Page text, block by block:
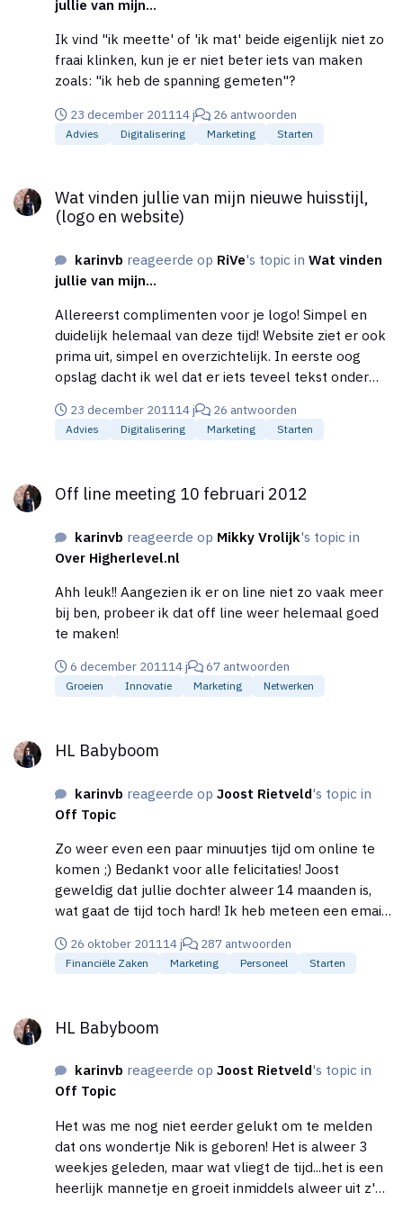
bovenstaande wat duidelijk is en heb een paar
vragen: -is dit een verstandige constructie gezien de
praktijk/huis mijn eigendom is. -kan er een
verdeelsleutel worden toegepast die het
abbonementskosten en energiekosten nog wel
worden meegenomen in de verdeling, maar de
een goede beslissing aangezien ik toch graag mijn
eigen route wil bepalen? Is dit iets wat mee kan
jullie van mijn...
Ik vind "ik meette' of 'ik mat' beide eigenlijk niet zo
fraai klinken, kun je er niet beter iets van maken
zoals: "ik heb de spanning gemeten"?
23 december 2011 14 j 26 antwoorden
Advies Digitalisering Marketing Starten
Wat vinden jullie van mijn nieuwe huisstijl,
(logo en website)
karinvb reageerde op RiVe's topic inWat vinden
jullie van mijn...
Allereerst complimenten voor je logo! Simpel en
duidelijk helemaal van deze tijd! Website ziet er ook
prima uit, simpel en overzichtelijk. In eerste oog
opslag dacht ik wel dat er iets teveel tekst onder
wijze van schrijven nodigd het juist uit om verder te
lezen en is de hoeveelheid test zeker niet storend.
(zoeken) naar de kopjes en als ik dan op bijv. 'rare
tevoorschijn kan toveren.? kleinigheidje: Onder
ditzelfde verhaal staat de zin (2e alinea): "Ik meette
of er spanning op stond, het klopt niet?" dat laatste
klopt idd volgens mij niet :-) (stond er geen spanning
op, te weinig, te veel??) Leuk om het iets anders aan
dat je er met Ruben iets moois en unieks van hebt
gemaakt.
23 december 201114 j 26 antwoorden
Advies Digitalisering Marketing Starten
Off line meeting 10 februari 2012
karinvb reageerde op Mikky Vrolijk's topic in
Over Higherlevel.nl
Ahh leuk!! Aangezien ik er on line niet zo vaak meer
bij ben, probeer ik dat off line weer helemaal goed
te maken!
6 december 201114 j 67 antwoorden
Groeien Innovatie Marketing Netwerken
HL Babyboom
karinvb reageerde opJoost Rietveld's topic in
Off Topic
Zo weer even een paar minuutjes tijd om online te
komen ;) Bedankt voor alle felicitaties! Joost
geweldig dat jullie dochter alweer 14 maanden is,
wat gaat de tijd toch hard! Ik heb meteen een email
te jong om een account te hebben, maar dat hebben
we netjes omzeild :) ), een geweldig leuk idee
wordt. Voor ons was dat tot de laatste seconde
voor julliezelf.
26 oktober 201114 j 287 antwoorden
Financiële Zaken Marketing Personeel Starten
HL Babyboom
karinvb reageerde opJoost Rietveld's topic in
Off Topic
Het was me nog niet eerder gelukt om te melden
dat ons wondertje Nik is geboren! Het is alweer 3
weekjes geleden, maar wat vliegt de tijd...het is een
heerlijk mannetje en groeit inmiddels alweer uit z'n